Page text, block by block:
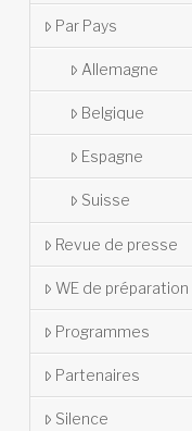
Par Pays
Allemagne
Belgique
Espagne
Suisse
Revue de presse
WE de préparation
Programmes
Partenaires
Silence